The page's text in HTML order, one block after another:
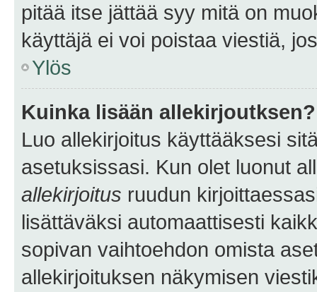
pitää itse jättää syy mitä on
käyttäjä ei voi poistaa viestiä,
Ylös
Kuinka lisään allekirjoutksen?
Luo allekirjoitus käyttääksesi
asetuksissasi. Kun olet luonut
allekirjoitus ruudun
lisättäväksi automaattisesti
sopivan vaihtoehdon omista
allekirjoituksen näkymisen